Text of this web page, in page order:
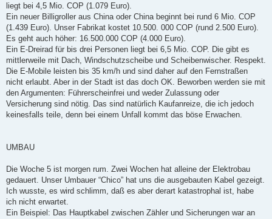
liegt bei 4,5 Mio. COP (1.079 Euro).
Ein neuer Billigroller aus China oder China beginnt bei rund 6 Mio. COP
(1.439 Euro). Unser Fabrikat kostet 10.500. 000 COP (rund 2.500 Euro).
Es geht auch höher: 16.500.000 COP (4.000 Euro).
Ein E-Dreirad für bis drei Personen liegt bei 6,5 Mio. COP. Die gibt es
mittlerweile mit Dach, Windschutzscheibe und Scheibenwischer. Respekt.
Die E-Mobile leisten bis 35 km/h und sind daher auf den Fernstraßen
nicht erlaubt. Aber in der Stadt ist das doch OK. Beworben werden sie mit
den Argumenten: Führerscheinfrei und weder Zulassung oder
Versicherung sind nötig. Das sind natürlich Kaufanreize, die ich jedoch
keinesfalls teile, denn bei einem Unfall kommt das böse Erwachen.
UMBAU
Die Woche 5 ist morgen rum. Zwei Wochen hat alleine der Elektrobau
gedauert. Unser Umbauer “Chico” hat uns die ausgebauten Kabel gezeigt.
Ich wusste, es wird schlimm, daß es aber derart katastrophal ist, habe
ich nicht erwartet.
Ein Beispiel: Das Hauptkabel zwischen Zähler und Sicherungen war an